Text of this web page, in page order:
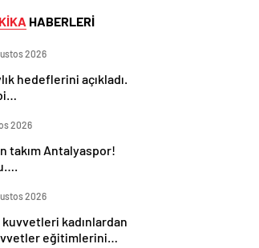
HABERLERİ
2026
hedeflerini açıkladı.
2026
takım Antalyaspor!
2026
kuvvetleri kadınlardan
eğitimlerini